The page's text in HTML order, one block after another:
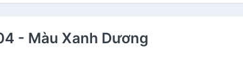
- Màu Xanh Dương